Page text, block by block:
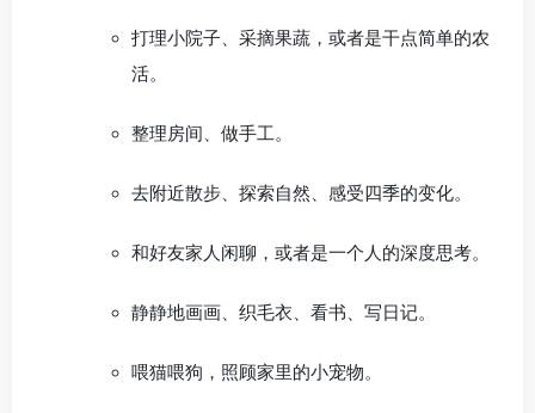
打理小院子、采摘果蔬，或者是干点简单的农
活。
整理房间、做手工。
去附近散步、探索自然、感受四季的变化。
和好友家人闲聊，或者是一个人的深度思考。
静静地画画、织毛衣、看书、写日记。
喂猫喂狗，照顾家里的小宠物。